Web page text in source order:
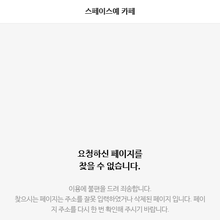
스페이스예 카페
요청하신 페이지를
찾을 수 없습니다.
이용에 불편을 드려 죄송합니다.
찾으시는 페이지는 주소를 잘못 입력하였거나 삭제된 페이지 입니다. 페이
지 주소를 다시 한 번 확인해 주시기 바랍니다.